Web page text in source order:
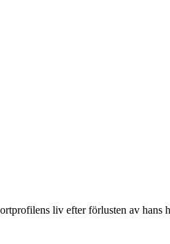
liv efter förlusten av